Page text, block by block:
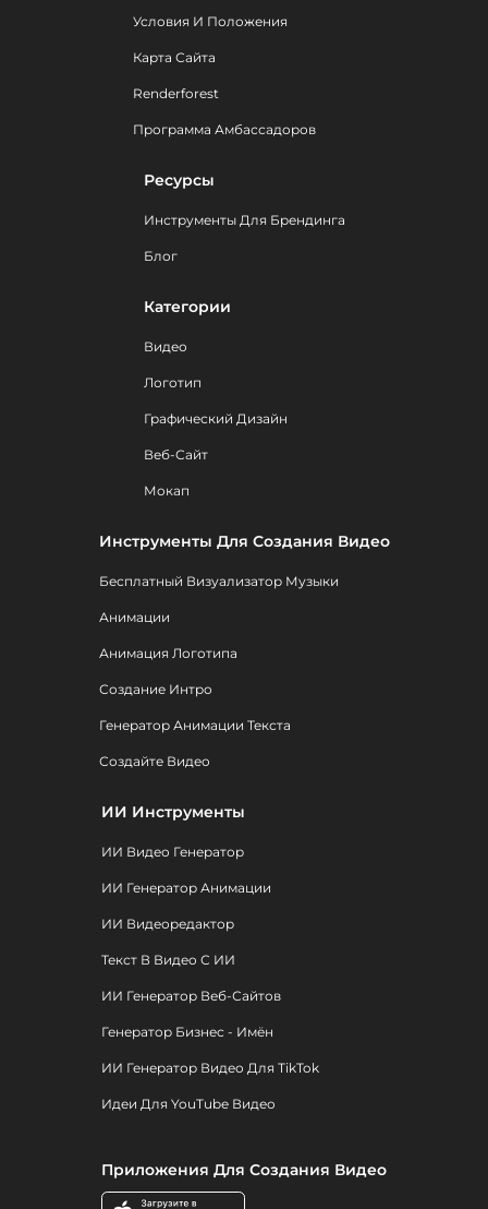
Условия И Положения
Карта Сайта
Renderforest
Программа Амбассадоров
Ресурсы
Инструменты Для Брендинга
Блог
Категории
Видео
Логотип
Графический Дизайн
Веб-Сайт
Мокап
Инструменты Для Создания Видео
Бесплатный Визуализатор Музыки
Анимации
Анимация Логотипа
Создание Интро
Генератор Анимации Текста
Создайте Видео
ИИ Инструменты
ИИ Видео Генератор
ИИ Генератор Анимации
ИИ Видеоредактор
Текст В Видео С ИИ
ИИ Генератор Веб-Сайтов
Генератор Бизнес - Имён
ИИ Генератор Видео Для TikTok
Идеи Для YouTube Видео
Приложения Для Создания Видео